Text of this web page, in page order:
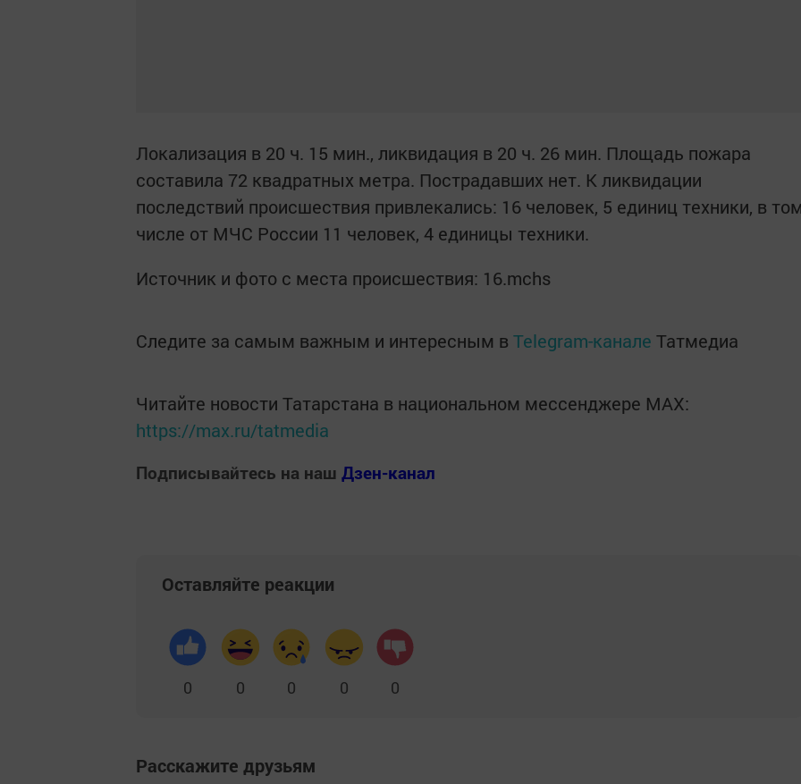
Локализация в 20 ч. 15 мин., ликвидация в 20 ч. 26 мин. Площадь пожара
составила 72 квадратных метра. Пострадавших нет. К ликвидации
последствий происшествия привлекались: 16 человек, 5 единиц техники, в
числе от МЧС России 11 человек, 4 единицы техники.
Источник и фото с места происшествия: 16.mchs
Следите за самым важным и интересным в Telegram-канале Татмедиа
Читайте новости Татарстана в национальном мессенджере MАХ:
https://max.ru/tatmedia
Подписывайтесь на наш Дзен-канал
Оставляйте реакции
0 0 0 0 0
Расскажите друзьям